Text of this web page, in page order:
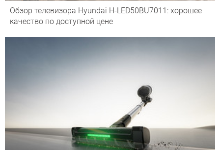
Обзор телевизора Hyundai H-LED50BU7011: хорошее
качество по доступной цене